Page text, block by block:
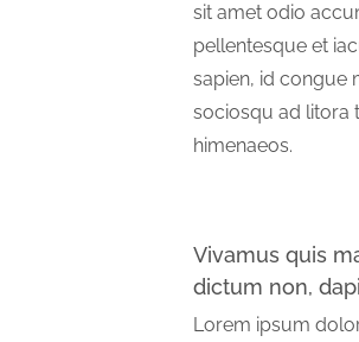
sit amet odio
pellentesque et
sapien, id congue
sociosqu ad litora
himenaeos.
Vivamus quis
dictum non,
Lorem ipsum